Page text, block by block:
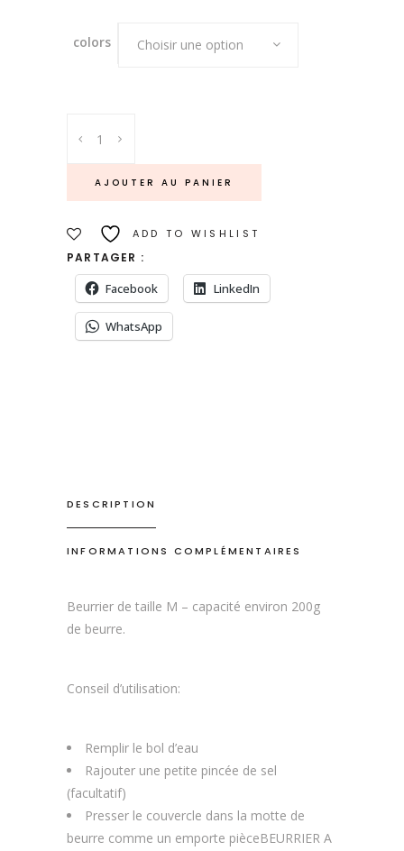
colors Choisir une option
A
blanc
quantity
AJOUTER AU PANIER
ADD TO WISHLIST
PARTAGER :
Facebook LinkedIn
WhatsApp
DESCRIPTION
INFORMATIONS COMPLÉMENTAIRES
Beurrier de taille M – capacité environ 200g
de beurre.
Conseil d’utilisation:
Remplir le bol d’eau
Rajouter une petite pincée de sel
(facultatif)
Presser le couvercle dans la motte de
beurre comme un emporte pièceBEURRIER A